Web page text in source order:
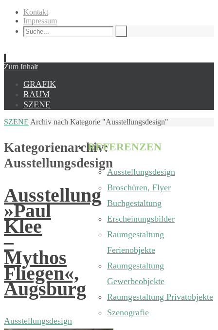
Kontakt
Impressum
Zum Inhalt
GRAFIK
RAUM
SZENE
SZENE Archiv nach Kategorie "Ausstellungsdesign"
Kategorienarchiv:
Ausstellungsdesign
Ausstellung
»Paul
Klee
–
Mythos
Fliegen«,
Augsburg
Ausstellungsdesign
REFERENZEN
Ausstellungsdesign
Broschüren, Flyer
Buchgestaltung
Erscheinungsbilder
Raumgestaltung
Ferienobjekte
Raumgestaltung
Gewerbeobjekte
Raumgestaltung Privatobjekte
Szenografie